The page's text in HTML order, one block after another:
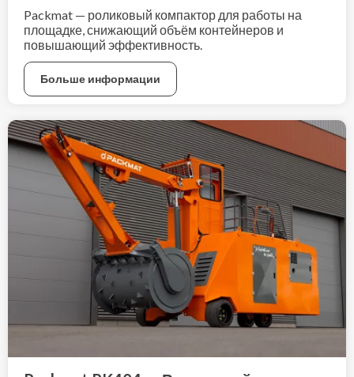
Packmat — роликовый компактор для работы на
площадке, снижающий объём контейнеров и
повышающий эффективность.
Больше информации